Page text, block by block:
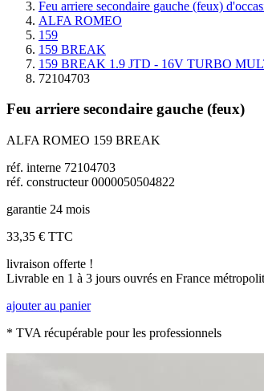
Feu arriere secondaire gauche (feux)
ALFA ROMEO
159
159 BREAK
159 BREAK 1.9 JTD - 16V TURBO
72104703
Feu arriere secondaire gauche (feux)
ALFA ROMEO 159 BREAK
réf. interne 72104703
réf. constructeur 0000050504822
garantie 24 mois
33,35 € TTC
livraison offerte !
Livrable en 1 à 3 jours ouvrés en France
ajouter au panier
* TVA récupérable pour les professionnels